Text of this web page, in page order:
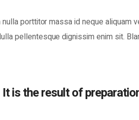
porttitor massa id neque
pellentesque dignissim enim sit.
is the result of